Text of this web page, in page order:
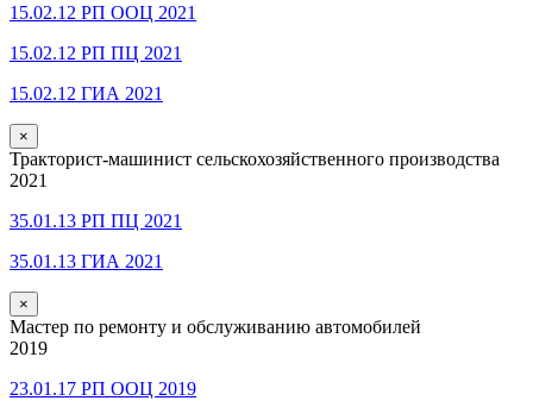
15.02.12 РП ООЦ 2021
15.02.12 РП ПЦ 2021
15.02.12 ГИА 2021
×
Тракторист-машинист сельскохозяйственного производства
2021
35.01.13 РП ПЦ 2021
35.01.13 ГИА 2021
×
Мастер по ремонту и обслуживанию автомобилей
2019
23.01.17 РП ООЦ 2019